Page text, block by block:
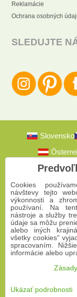
Reklamácie
Ochrana osobných
SLEDUJTE
Slovensko
2009-2026
Táto stránka je
Google. PlatiaPravidlá
Predvoľby
Cookies
návštevy tejto
výkonnosti a
používaní. Na
nástroje a služby
údaje sa môžu
alebo iných
všetky cookies"
spracovaním.
informácie alebo
Ukázať podrobnosti